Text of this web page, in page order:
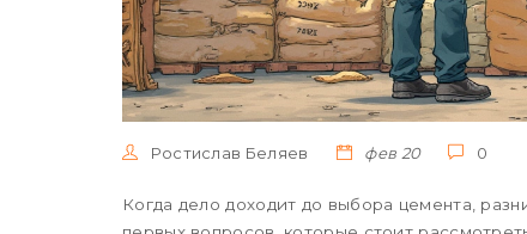
Ростислав Беляев фев 20 0
Когда дело доходит до выбора цемента,